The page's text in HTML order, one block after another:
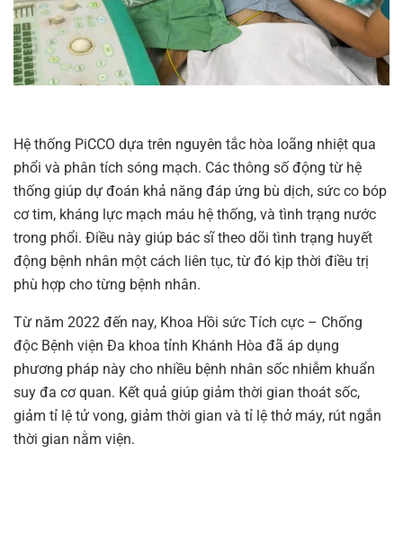
Hệ thống PiCCO dựa trên nguyên tắc hòa loãng nhiệt qua
phổi và phân tích sóng mạch. Các thông số động từ hệ
thống giúp dự đoán khả năng đáp ứng bù dịch, sức co bóp
cơ tim, kháng lực mạch máu hệ thống, và tình trạng nước
trong phổi. Điều này giúp bác sĩ theo dõi tình trạng huyết
động bệnh nhân một cách liên tục, từ đó kịp thời điều trị
phù hợp cho từng bệnh nhân.
Từ năm 2022 đến nay, Khoa Hồi sức Tích cực – Chống
độc Bệnh viện Đa khoa tỉnh Khánh Hòa đã áp dụng
phương pháp này cho nhiều bệnh nhân sốc nhiễm khuẩn
suy đa cơ quan. Kết quả giúp giảm thời gian thoát sốc,
giảm tỉ lệ tử vong, giảm thời gian và tỉ lệ thở máy, rút ngắn
thời gian nằm viện.